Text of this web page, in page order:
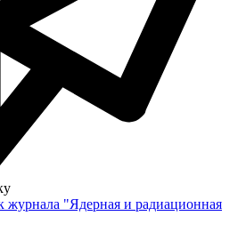
"Ядерная и радиационная